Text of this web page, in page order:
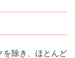
を除き、ほとんど